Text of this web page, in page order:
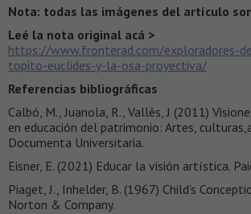
Nota: todas las imágenes del artículo
Leé la nota original acá >
https://www.fronterad.com/exploradores-
topito-euclides-y-la-osa-proyectiva/
Referencias bibliográficas
Calbó, M., Juanola, R., Vallès, J (2011)
en educación del patrimonio: Artes,
Documenta Universitaria.
Eisner, E. (2021) Educar la visión artística.
Piaget, J., Inhelder, B. (1967) Child’s
Norton & Company.